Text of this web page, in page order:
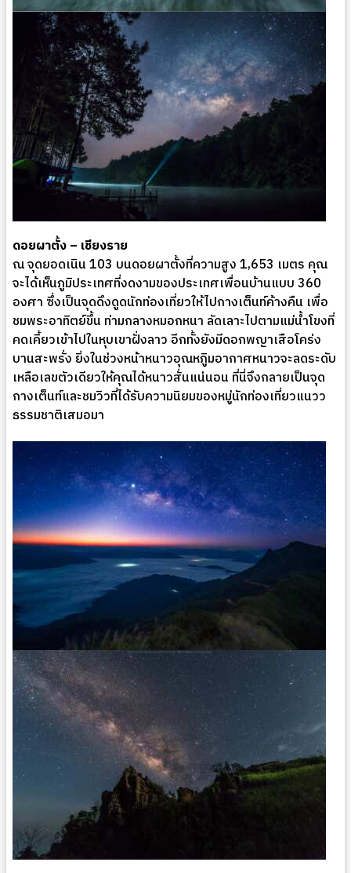
ดอยผาตั้ง – เชียงราย
ณ จุดยอดเนิน 103 บนดอยผาตั้งที่ความสูง 1,653 เมตร คุณ
จะได้เห็นภูมิประเทศที่งดงามของประเทศเพื่อนบ้านแบบ 360
องศา ซึ่งเป็นจุดดึงดูดนักท่องเที่ยวให้ไปกางเต็นท์ค้างคืน เพื่อ
ชมพระอาทิตย์ขึ้น ท่ามกลางหมอกหนา ลัดเลาะไปตามแม่น้ำโขงที่
คดเคี้ยวเข้าไปในหุบเขาฝั่งลาว อีกทั้งยังมีดอกพญาเสือโคร่ง
บานสะพรั่ง ยิ่งในช่วงหน้าหนาวอุณหภูิมอากาศหนาวจะลดระดับ
เหลือเลขตัวเดียวให้คุณได้หนาวสั่นแน่นอน ที่นี่จึงกลายเป็นจุด
กางเต็นท์และชมวิวที่ได้รับความนิยมของหมู่นักท่องเที่ยวแนวว
ธรรมชาติเสมอมา